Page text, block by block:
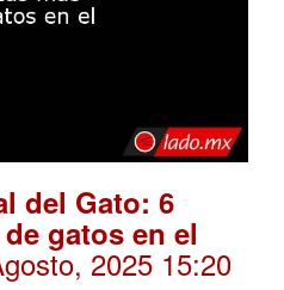
del Gato: 6
gatos en el
2025 15:20